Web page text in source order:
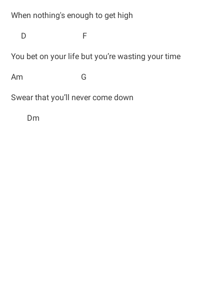
When nothing's enough to get high
D F
You bet on your life but you’re wasting your time
Am G
Swear that you’ll never come down
Dm